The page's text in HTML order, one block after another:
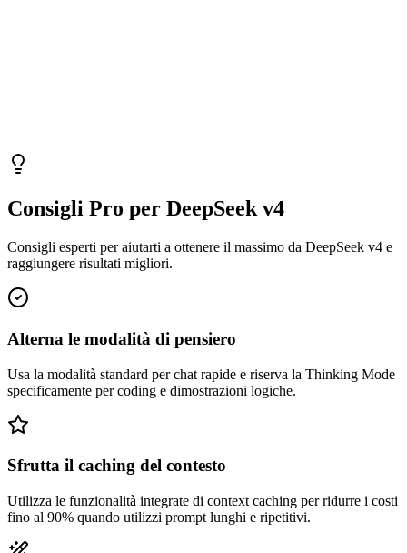
Consigli Pro per DeepSeek v4
Consigli esperti per aiutarti a ottenere il massimo da DeepSeek v4 e
raggiungere risultati migliori.
Alterna le modalità di pensiero
Usa la modalità standard per chat rapide e riserva la Thinking Mode
specificamente per coding e dimostrazioni logiche.
Sfrutta il caching del contesto
Utilizza le funzionalità integrate di context caching per ridurre i costi
fino al 90% quando utilizzi prompt lunghi e ripetitivi.